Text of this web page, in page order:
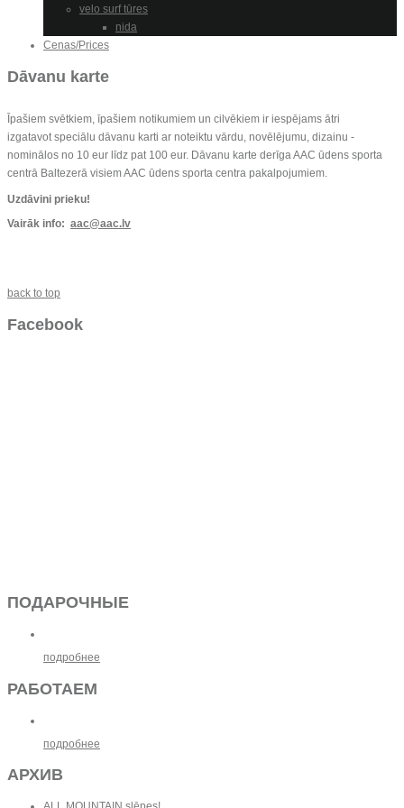
velo surf tūres
nida
Cenas/Prices
Dāvanu karte
Īpašiem svētkiem, īpašiem notikumiem un cilvēkiem ir iespējams ātri
izgatavot speciālu dāvanu karti ar noteiktu vārdu, novēlējumu, dizainu -
nominālos no 10 eur līdz pat 100 eur. Dāvanu karte derīga AAC ūdens sporta
centrā Baltezerā visiem AAC ūdens sporta centra pakalpojumiem.
Uzdāvini prieku!
Vairāk info: aac@aac.lv
back to top
Facebook
ПОДАРОЧНЫЕ
подробнее
РАБОТАЕМ
подробнее
АРХИВ